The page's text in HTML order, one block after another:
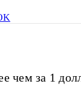
чем за 1